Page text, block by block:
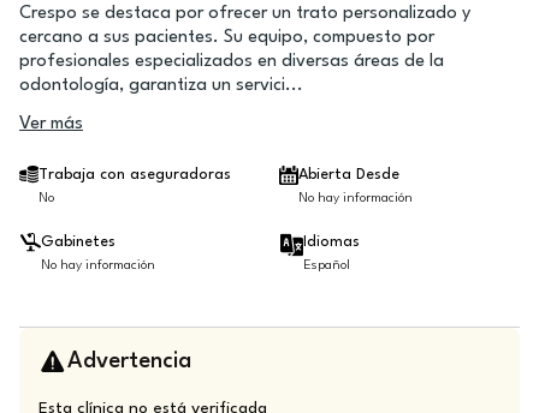
Crespo se destaca por ofrecer un trato personalizado y
cercano a sus pacientes. Su equipo, compuesto por
profesionales especializados en diversas áreas de la
odontología, garantiza un servici...
Ver más
Trabaja con aseguradoras
No
Abierta Desde
No hay información
Gabinetes
No hay información
Idiomas
Español
Advertencia
Esta clínica no está verificada